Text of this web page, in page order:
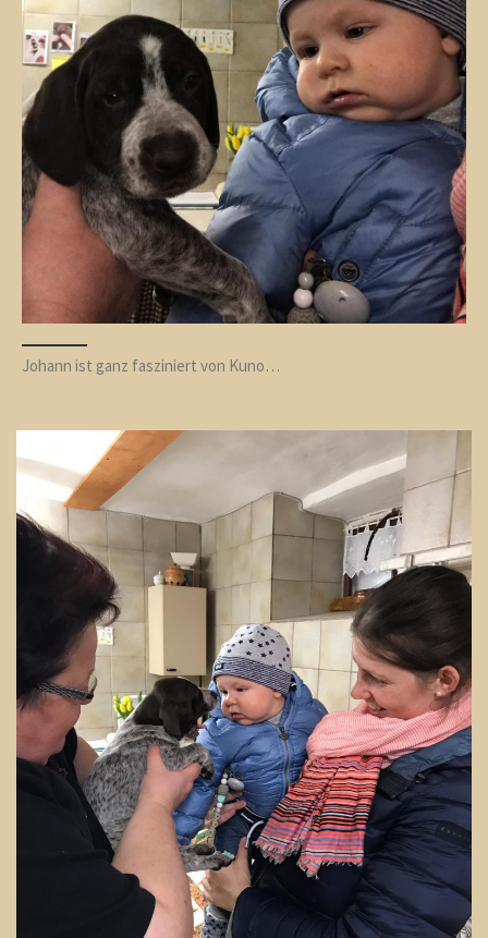
Johann ist ganz fasziniert von Kuno…